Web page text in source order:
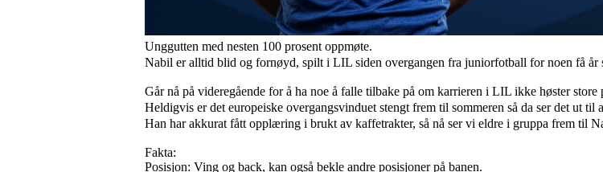
Unggutten med nesten 100 prosent oppmøte.
Nabil er alltid blid og fornøyd, spilt i LIL siden overgangen fra juniorfotball for noen få år
Går nå på videregående for å ha noe å falle tilbake på om karrieren i LIL ikke høster
Heldigvis er det europeiske overgangsvinduet stengt frem til sommeren så da ser det ut
Han har akkurat fått opplæring i brukt av kaffetrakter, så nå ser vi eldre i gruppa frem til
Fakta:
Posisjon: Ving og back, kan også bekle andre posisjoner på banen.